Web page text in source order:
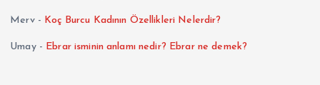
Merv- Koç Burcu Kadının Özellikleri Nelerdir?
Umay- Ebrar isminin anlamı nedir? Ebrar ne demek?